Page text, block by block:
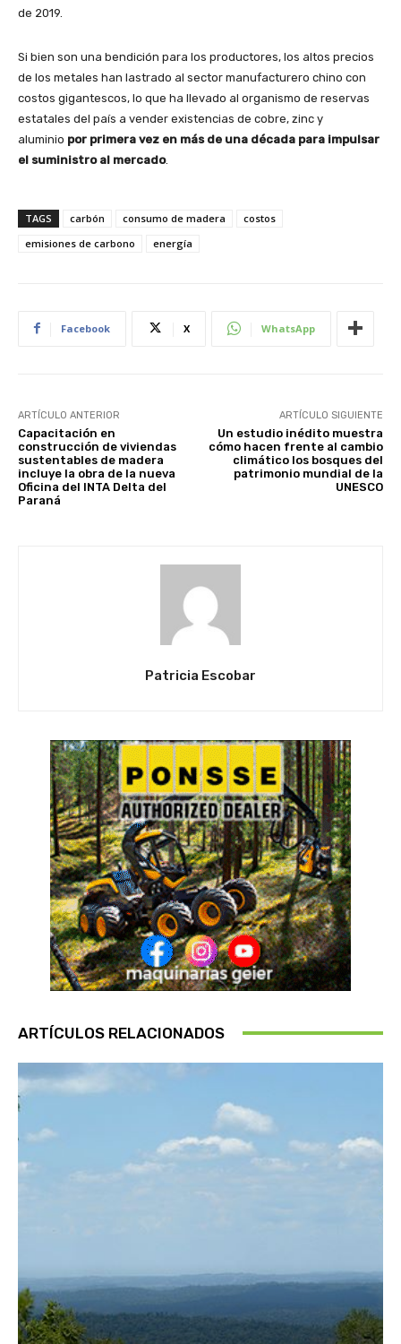
de 2019.
Si bien son una bendición para los productores, los altos precios
de los metales han lastrado al sector manufacturero chino con
costos gigantescos, lo que ha llevado al organismo de reservas
estatales del país a vender existencias de cobre, zinc y
aluminio por primera vez en más de una década para impulsar
el suministro al mercado.
TAGS carbón consumo de madera
costos
emisiones de carbono
energía
Facebook X WhatsApp
ARTÍCULO ANTERIOR
Capacitación en
construcción de viviendas
sustentables de madera
incluye la obra de la nueva
Oficina del INTA Delta del
Paraná
ARTÍCULO SIGUIENTE
Un estudio inédito muestra
cómo hacen frente al cambio
climático los bosques del
patrimonio mundial de la
UNESCO
Patricia Escobar
ARTÍCULOS RELACIONADOS